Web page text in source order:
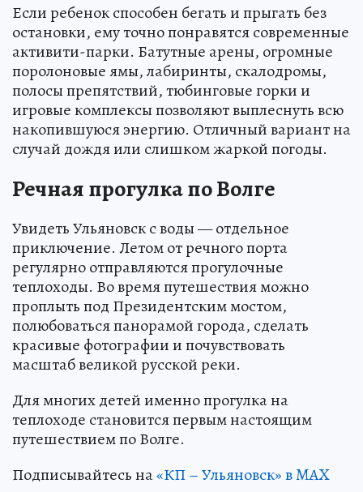
Если ребенок способен бегать и прыгать без
остановки, ему точно понравятся современные
активити-парки. Батутные арены, огромные
поролоновые ямы, лабиринты, скалодромы,
полосы препятствий, тюбинговые горки и
игровые комплексы позволяют выплеснуть всю
накопившуюся энергию. Отличный вариант на
случай дождя или слишком жаркой погоды.
Речная прогулка по Волге
Увидеть Ульяновск с воды — отдельное
приключение. Летом от речного порта
регулярно отправляются прогулочные
теплоходы. Во время путешествия можно
проплыть под Президентским мостом,
полюбоваться панорамой города, сделать
красивые фотографии и почувствовать
масштаб великой русской реки.
Для многих детей именно прогулка на
теплоходе становится первым настоящим
путешествием по Волге.
Подписывайтесь на«КП – Ульяновск» в MAX